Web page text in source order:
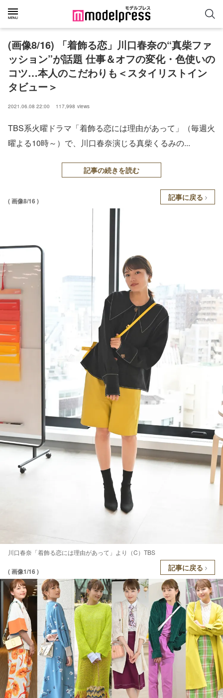
(画像8/16) 「着飾る恋」川口春奈の“真柴ファ
ッション”が話題 仕事＆オフの変化・色使いの
コツ…本人のこだわりも＜スタイリストイン
タビュー＞
2021.06.08 22:00 117,998 views
TBS系火曜ドラマ「着飾る恋には理由があって」（毎週火
曜よる10時～）で、川口春奈演じる真柴くるみの...
記事の続きを読む
( 画像8/16 ) 記事に戻る
川口春奈「着飾る恋には理由があって」より（C）TBS
( 画像1/16 ) 記事に戻る